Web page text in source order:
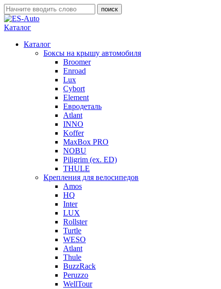
Каталог
Каталог
Боксы на крышу автомобиля
Broomer
Enroad
Lux
Cybort
Element
Евродеталь
Atlant
INNO
Koffer
MaxBox PRO
NOBU
Piligrim (ex. ED)
THULE
Крепления для велосипедов
Amos
HQ
Inter
LUX
Rollster
Turtle
WESO
Atlant
Thule
BuzzRack
Peruzzo
WellTour